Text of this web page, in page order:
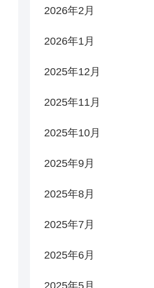
2026年2月
2026年1月
2025年12月
2025年11月
2025年10月
2025年9月
2025年8月
2025年7月
2025年6月
2025年5月